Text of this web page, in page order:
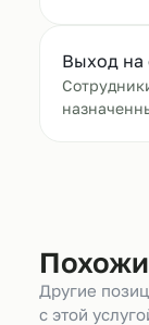
Выход на
Другие
с этой